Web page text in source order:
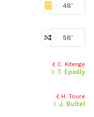
48'
58'
C. Kitenge
T. Epailly
H. Toure
J. Bultel